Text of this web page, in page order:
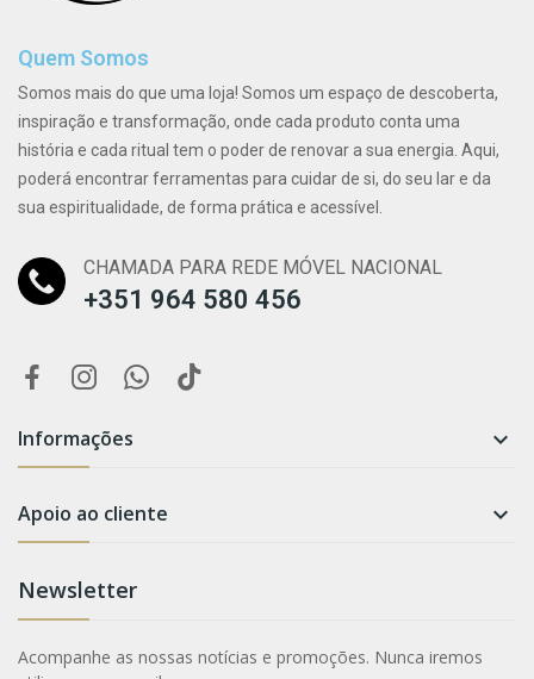
Quem Somos
Somos mais do que uma loja! Somos um espaço de descoberta,
inspiração e transformação, onde cada produto conta uma
história e cada ritual tem o poder de renovar a sua energia. Aqui,
poderá encontrar ferramentas para cuidar de si, do seu lar e da
sua espiritualidade, de forma prática e acessível.
CHAMADA PARA REDE MÓVEL NACIONAL
+351 964 580 456
Informações 
Apoio ao cliente 
Newsletter
Acompanhe as nossas notícias e promoções. Nunca iremos